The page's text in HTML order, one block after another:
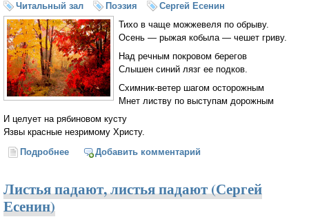
Читальный зал Поэзия
Сергей Есенин
Тихо в чаще можжевеля по обрыву.
Осень — рыжая кобыла — чешет гриву.
Над речным покровом берегов
Слышен синий лязг ее подков.
Схимник-ветер шагом осторожным
Мнет листву по выступам дорожным
И целует на рябиновом кусту
Язвы красные незримому Христу.
Подробнее о Осень (Сергей Есенин)
Добавить комментарий
Листья падают, листья падают (Сергей
Есенин)